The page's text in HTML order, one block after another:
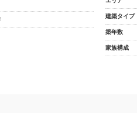
建築タイプ
築年数
家族構成